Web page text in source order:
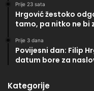
Prije 23 sata
Hrgović žestoko
tamo, pa nitko ne bi
Prije 3 dana
Povijesni dan: Filip
datum bore za
Kategorije